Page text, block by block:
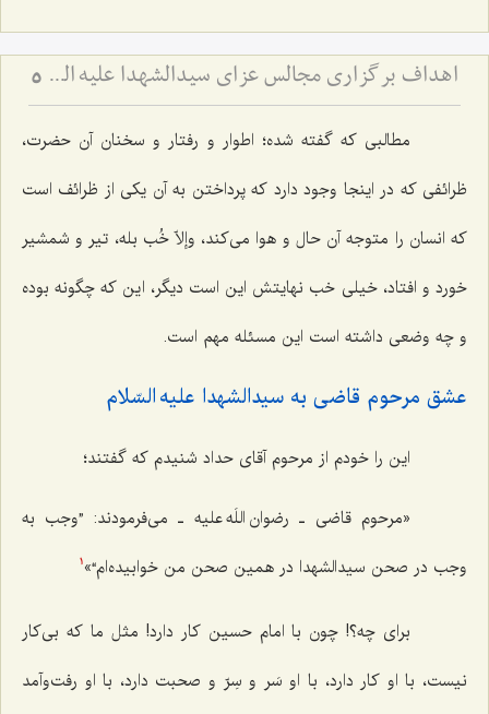
اهداف برگزاری مجالس عزای سیدالشهدا علیه السّلام 5
مطالبی که گفته شده؛ اطوار و رفتار و سخنان آن حضرت،
ظرائفی که در اینجا وجود دارد که پرداختن به آن یکی از ظرائف است
که انسان را متوجه آن حال و هوا می‌کند، وإلاّ خُب بله، تیر و شمشیر
خورد و افتاد، خیلی خب نهایتش این است دیگر، این که چگونه بوده
و چه وضعی داشته است این مسئله مهم است.
عشق مرحوم قاضی به سیدالشهدا علیه السّلام
این را خودم از مرحوم آقای حداد شنیدم که گفتند؛
«مرحوم قاضی ـ رضوان اللَه علیه ـ می‌فرمودند: ”وجب به
وجب در صحن سیدالشهدا در همین صحن من خوابیده‌ام“» 1
برای چه؟! چون با امام حسین کار دارد! مثل ما که بی‌کار
نیست، با او کار دارد، با او سَر و سِرّ و صحبت دارد، با او رفت‌وآمد